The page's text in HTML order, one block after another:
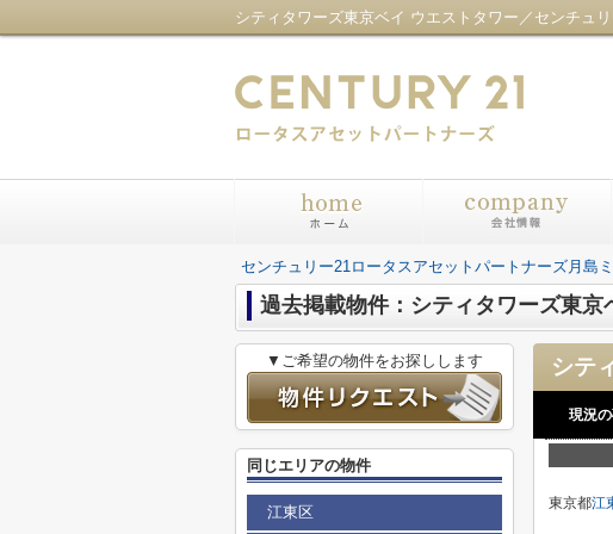
センチュリー21ロータスアセットパートナーズ月島
過去掲載物件：シティタワーズ東京
現況
東京都江
▼ご希望の物件をお探しします
同じエリアの物件
江東区